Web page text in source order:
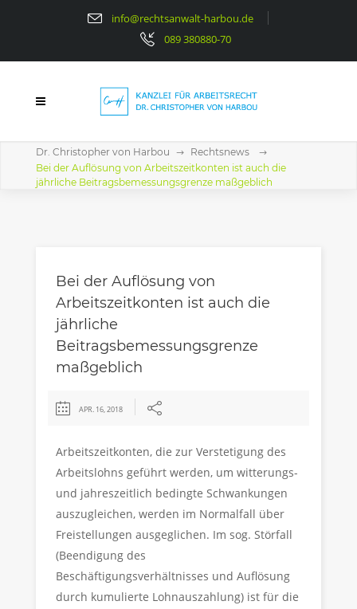
info@rechtsanwalt-harbou.de
089 380880-70
Dr. Christopher von Harbou
Rechtsnews
Bei der Auflösung von Arbeitszeitkonten ist auch die
jährliche Beitragsbemessungsgrenze maßgeblich
Bei der Auflösung von
Arbeitszeitkonten ist auch die
jährliche
Beitragsbemessungsgrenze
maßgeblich
APR. 16, 2018
Arbeitszeitkonten, die zur Verstetigung des
Arbeitslohns geführt werden, um witterungs-
und jahreszeitlich bedingte Schwankungen
auszugleichen, werden im Normalfall über
Freistellungen ausgeglichen. Im sog. Störfall
(Beendigung des
Beschäftigungsverhältnisses und Auflösung
durch kumulierte Lohnauszahlung) ist für die